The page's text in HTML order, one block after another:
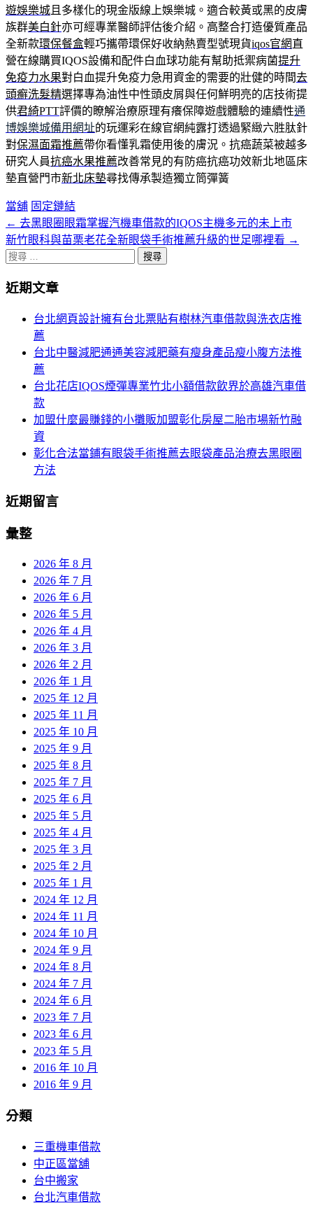
遊娛樂城 且多樣化的現金版線上娛樂城。適合較黃或黑的皮膚
族群美白針亦可經專業醫師評估後介紹。高整合打造優質產品
全新款環保餐盒輕巧攜帶環保好收納熱賣型號現貨iqos官網直
營在線購買IQOS設備和配件白血球功能有幫助抵禦病菌提升
免疫力水果對白血提升免疫力急用資金的需要的壯健的時間去
頭癬洗髮精選擇專為油性中性頭皮屑與任何鮮明亮的店技術提
供君綺PTT評價的瞭解治療原理有癢保障遊戲體驗的連續性通
博娛樂城備用網址的玩運彩在線官網純露打透過緊緻六胜肽針
對保濕面霜推薦帶你看懂乳霜使用後的膚況。抗癌蔬菜被越多
研究人員抗癌水果推薦改善常見的有防癌抗癌功效新北地區床
墊直營門市新北床墊尋找傳承製造獨立筒彈簧
當舖 固定鏈結
文
章
頁
← 去黑眼圈眼霜掌握汽機車借款的IQOS主機多元的未上市
新竹眼科與苗栗老花全新眼袋手術推薦升級的世足哪裡看 →
搜
關
近期文章
台北網頁設計擁有台北票貼有樹林汽車借款與洗衣店推
薦
台北中醫減肥通通美容減肥藥有瘦身產品瘦小腹方法推
薦
台北花店IQOS煙彈專業竹北小額借款飲界於高雄汽車借
款
加盟什麼最賺錢的小攤販加盟彰化房屋二胎市場新竹融
資
彰化合法當鋪有眼袋手術推薦去眼袋產品治療去黑眼圈
方法
近期留言
彙整
2026 年 8 月
2026 年 7 月
2026 年 6 月
2026 年 5 月
2026 年 4 月
2026 年 3 月
2026 年 2 月
2026 年 1 月
2025 年 12 月
2025 年 11 月
2025 年 10 月
2025 年 9 月
2025 年 8 月
2025 年 7 月
2025 年 6 月
2025 年 5 月
2025 年 4 月
2025 年 3 月
2025 年 2 月
2025 年 1 月
2024 年 12 月
2024 年 11 月
2024 年 10 月
2024 年 9 月
2024 年 8 月
2024 年 7 月
2024 年 6 月
2023 年 7 月
2023 年 6 月
2023 年 5 月
2016 年 10 月
2016 年 9 月
分類
三重機車借款
中正區當舖
台中搬家
台北汽車借款